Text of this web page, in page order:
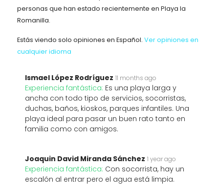
personas que han estado recientemente en Playa la
Romanilla.
Estás viendo solo opiniones en Español. Ver opiniones en
cualquier idioma
Ismael López Rodríguez 11 months ago
Experiencia fantástica: Es una playa larga y
ancha con todo tipo de servicios, socorristas,
duchas, baños, kioskos, parques infantiles. Una
playa ideal para pasar un buen rato tanto en
familia como con amigos.
Joaquin David Miranda Sánchez 1 year ago
Experiencia fantástica: Con socorrista, hay un
escalón al entrar pero el agua está limpia.